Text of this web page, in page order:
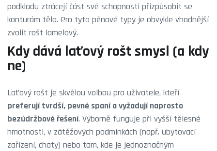
podkladu ztrácejí část své schopnosti přizpůsobit se
konturám těla. Pro tyto pěnové typy je obvykle vhodnější
zvolit rošt lamelový.
Kdy dává laťový rošt smysl (a kdy
ne)
Laťový rošt je skvělou volbou pro uživatele, kteří
preferují tvrdší, pevné spaní a vyžadují naprosto
bezúdržbové řešení. Výborně funguje při vyšší tělesné
hmotnosti, v zátěžových podmínkách (např. ubytovací
zařízení, chaty) nebo tam, kde je jednoznačným